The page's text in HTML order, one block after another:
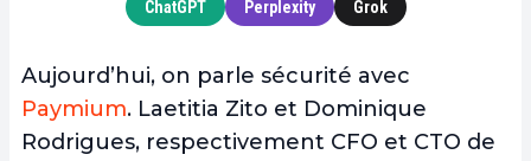
ChatGPT Perplexity Grok
Aujourd’hui, on parle sécurité avec
Paymium. Laetitia Zito et Dominique
Rodrigues, respectivement CFO et CTO de